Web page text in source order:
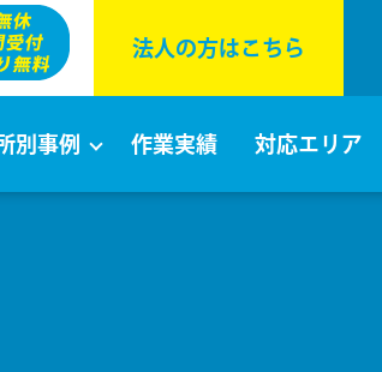
法⼈の⽅はこちら
別事例 作業実績 対応エリア